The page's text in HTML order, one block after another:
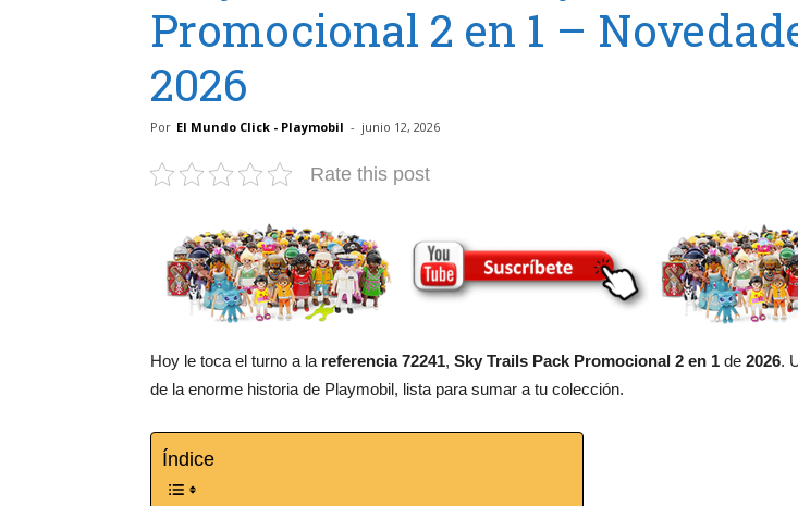
Promocional 2 en 1 –
2026
Por El Mundo Click - Playmobil - junio 12, 2026
Rate this post
Hoy le toca el turno a la referencia 72241, Sky Trails Pack Promocional 2 en 1 de 2026.
de la enorme historia de Playmobil, lista para sumar a tu colección.
Índice